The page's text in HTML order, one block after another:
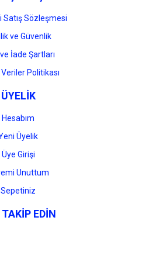
Satış Sözleşmesi
ve Güvenlik
İade Şartları
Veriler Politikası
ÜYELİK
Hesabım
Üyelik
Üye Girişi
Unuttum
Sepetiniz
EDİN